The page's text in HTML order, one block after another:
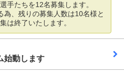
たちを12名募集します。
、残りの募集人数は10名様と
は終了いたします。
始動します